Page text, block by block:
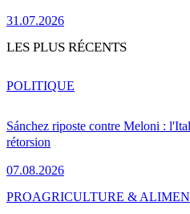
31.07.2026
LES PLUS RÉCENTS
Sánchez riposte contre Meloni :
rétorsion
07.08.2026
POLITIQUE
PROAGRICULTURE &